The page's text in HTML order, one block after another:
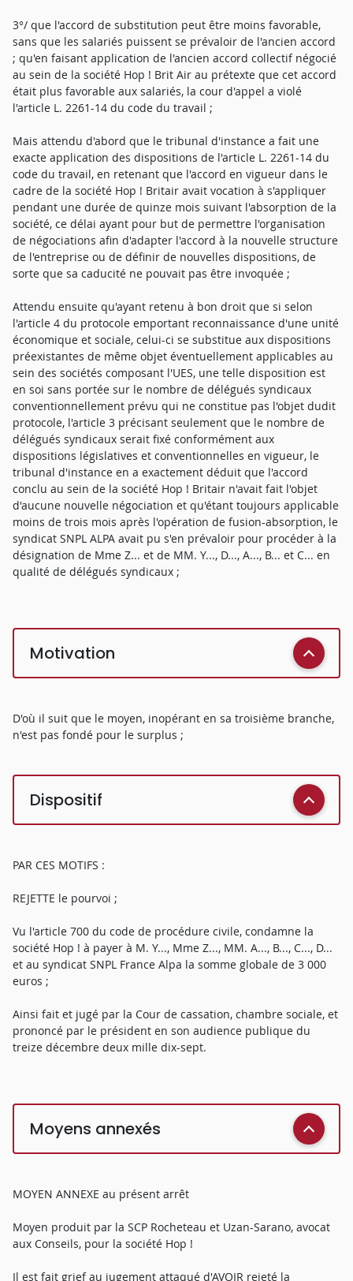
3°/ que l'accord de substitution peut être moins favorable,
sans que les salariés puissent se prévaloir de l'ancien accord
; qu'en faisant application de l'ancien accord collectif négocié
au sein de la société Hop ! Brit Air au prétexte que cet accord
était plus favorable aux salariés, la cour d'appel a violé
l'article L. 2261-14 du code du travail ;
Mais attendu d'abord que le tribunal d'instance a fait une
exacte application des dispositions de l'article L. 2261-14 du
code du travail, en retenant que l'accord en vigueur dans le
cadre de la société Hop ! Britair avait vocation à s'appliquer
pendant une durée de quinze mois suivant l'absorption de la
société, ce délai ayant pour but de permettre l'organisation
de négociations afin d'adapter l'accord à la nouvelle structure
de l'entreprise ou de définir de nouvelles dispositions, de
sorte que sa caducité ne pouvait pas être invoquée ;
Attendu ensuite qu'ayant retenu à bon droit que si selon
l'article 4 du protocole emportant reconnaissance d'une unité
économique et sociale, celui-ci se substitue aux dispositions
préexistantes de même objet éventuellement applicables au
sein des sociétés composant l'UES, une telle disposition est
en soi sans portée sur le nombre de délégués syndicaux
conventionnellement prévu qui ne constitue pas l'objet dudit
protocole, l'article 3 précisant seulement que le nombre de
délégués syndicaux serait fixé conformément aux
dispositions législatives et conventionnelles en vigueur, le
tribunal d'instance en a exactement déduit que l'accord
conclu au sein de la société Hop ! Britair n'avait fait l'objet
d'aucune nouvelle négociation et qu'étant toujours applicable
moins de trois mois après l'opération de fusion-absorption, le
syndicat SNPL ALPA avait pu s'en prévaloir pour procéder à la
désignation de Mme Z... et de MM. Y..., D..., A..., B... et C... en
qualité de délégués syndicaux ;
Motivation
D'où il suit que le moyen, inopérant en sa troisième branche,
n'est pas fondé pour le surplus ;
Dispositif
PAR CES MOTIFS :
REJETTE le pourvoi ;
Vu l'article 700 du code de procédure civile, condamne la
société Hop ! à payer à M. Y..., Mme Z..., MM. A..., B..., C..., D...
et au syndicat SNPL France Alpa la somme globale de 3 000
euros ;
Ainsi fait et jugé par la Cour de cassation, chambre sociale, et
prononcé par le président en son audience publique du
treize décembre deux mille dix-sept.
Moyens annexés
MOYEN ANNEXE au présent arrêt
Moyen produit par la SCP Rocheteau et Uzan-Sarano, avocat
aux Conseils, pour la société Hop !
Il est fait grief au jugement attaqué d'AVOIR rejeté la